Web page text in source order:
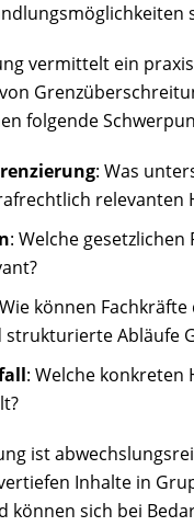
vermittelt ein
folgende
: Was
relevanten
: Welche
können
strukturierte Abläufe
: Welche konkreten
ist
Inhalte in
können sich bei